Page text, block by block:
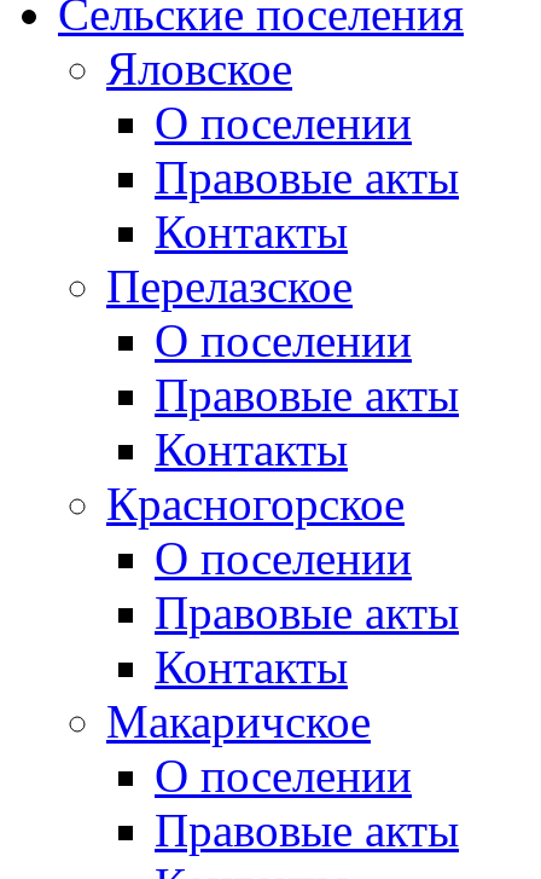
Сельские поселения
Яловское
О поселении
Правовые акты
Контакты
Перелазское
О поселении
Правовые акты
Контакты
Красногорское
О поселении
Правовые акты
Контакты
Макаричское
О поселении
Правовые акты